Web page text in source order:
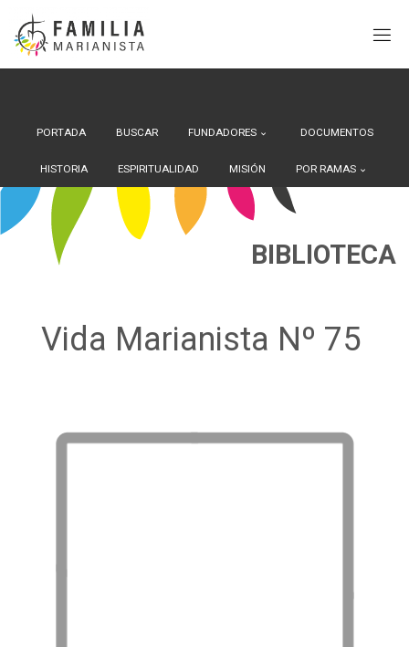
Saltar
contenido
PORTADA BUSCAR FUNDADORES DOCUMENTOS
HISTORIA ESPIRITUALIDAD MISIÓN POR RAMAS
BIBLIOTECA
Vida Marianista Nº 75